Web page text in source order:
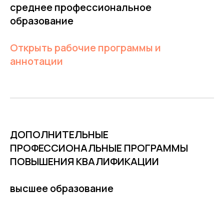
среднее профессиональное
образование
Открыть рабочие программы и
аннотации
ДОПОЛНИТЕЛЬНЫЕ
ПРОФЕССИОНАЛЬНЫЕ ПРОГРАММЫ
ПОВЫШЕНИЯ КВАЛИФИКАЦИИ
высшее образование